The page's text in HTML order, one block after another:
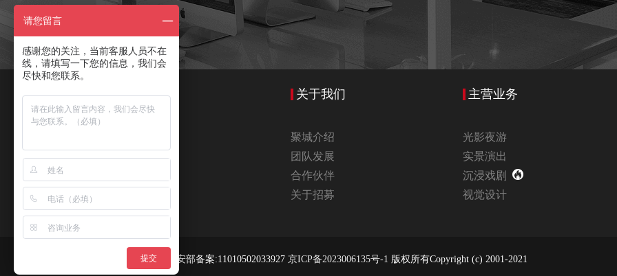
关于我们 主营业务
聚城介绍
团队发展
合作伙伴
关于招募
光影夜游
实景演出
沉浸戏剧
视觉设计
北京聚城视界数字科技有限公司 公安部备案:11010502033927 京ICP备2023006135号-1 版权所有Copyright (c) 2001-2021
请您留言
感谢您的关注，当前客服人员不在
线，请填写一下您的信息，我们会
尽快和您联系。
提交